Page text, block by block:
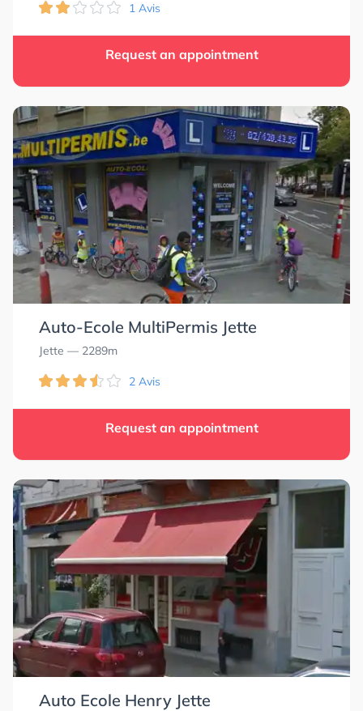
1 Avis
Request an appointment
Auto-Ecole MultiPermis Jette
Jette — 2289m
2 Avis
Request an appointment
Auto Ecole Henry Jette